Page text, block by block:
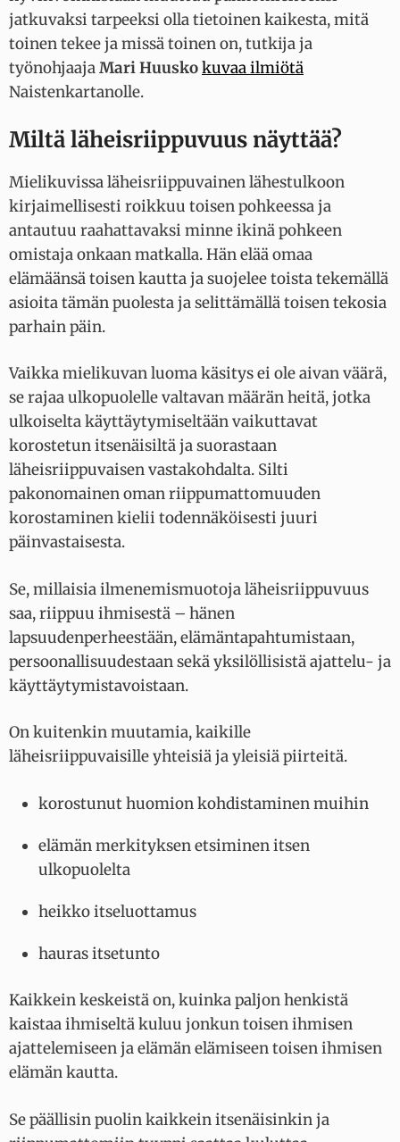
jatkuvaksi tarpeeksi olla tietoinen kaikesta, mitä
toinen tekee ja missä toinen on, tutkija ja
työnohjaajaMari Huuskokuvaa ilmiötä
Naistenkartanolle.
Miltä läheisriippuvuus näyttää?
Mielikuvissa läheisriippuvainen lähestulkoon
kirjaimellisesti roikkuu toisen pohkeessa ja
antautuu raahattavaksi minne ikinä pohkeen
omistaja onkaan matkalla. Hän elää omaa
elämäänsä toisen kautta ja suojelee toista tekemällä
asioita tämän puolesta ja selittämällä toisen tekosia
parhain päin.
Vaikka mielikuvan luoma käsitys ei ole aivan väärä,
se rajaa ulkopuolelle valtavan määrän heitä, jotka
ulkoiselta käyttäytymiseltään vaikuttavat
korostetun itsenäisiltä ja suorastaan
läheisriippuvaisen vastakohdalta. Silti
pakonomainen oman riippumattomuuden
korostaminen kielii todennäköisesti juuri
päinvastaisesta.
Se, millaisia ilmenemismuotoja läheisriippuvuus
saa, riippuu ihmisestä – hänen
lapsuudenperheestään, elämäntapahtumistaan,
persoonallisuudestaan sekä yksilöllisistä ajattelu- ja
käyttäytymistavoistaan.
On kuitenkin muutamia, kaikille
läheisriippuvaisille yhteisiä ja yleisiä piirteitä.
korostunut huomion kohdistaminen muihin
elämän merkityksen etsiminen itsen
ulkopuolelta
heikko itseluottamus
hauras itsetunto
Kaikkein keskeistä on, kuinka paljon henkistä
kaistaa ihmiseltä kuluu jonkun toisen ihmisen
ajattelemiseen ja elämän elämiseen toisen ihmisen
elämän kautta.
Se päällisin puolin kaikkein itsenäisinkin ja